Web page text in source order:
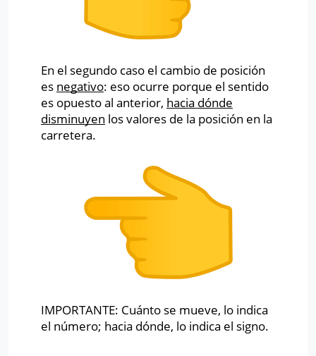
En el segundo caso el cambio de posición
es negativo: eso ocurre porque el sentido
es opuesto al anterior, hacia dónde
disminuyen los valores de la posición en la
carretera.
IMPORTANTE: Cuánto se mueve, lo indica
el número; hacia dónde, lo indica el signo.